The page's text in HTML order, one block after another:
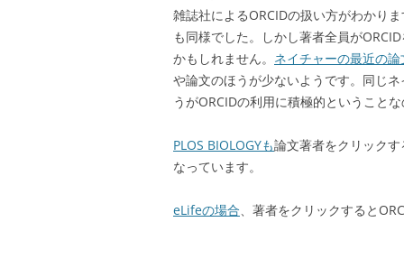
雑誌社によるORCIDの扱い方がわかり
も同様でした。しかし著者全員が
かもしれません。 ネイチャーの最近の論
や論文のほうが少ないようです。同じ
うがORCIDの利用に積極的ということ
PLOS BIOLOGYも論文著者をクリック
なっています。
eLifeの場合、著者をクリックすると